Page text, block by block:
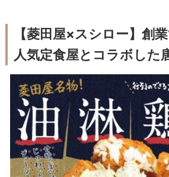
【菱田屋×スシロー】創
人気定食屋とコラボした